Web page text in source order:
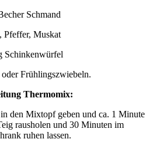
Schmand
Pfeffer, Muskat
Schinkenwürfel
Frühlingszwiebeln.
Thermomix:
den Mixtopf geben und ca. 1 Minute
rausholen und 30 Minuten im
ruhen lassen.